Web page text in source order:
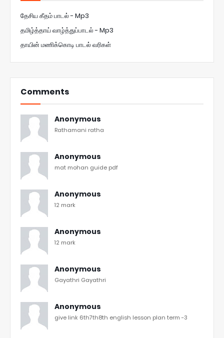
தேசிய கீதம் பாடல் - Mp3
தமிழ்த்தாய் வாழ்த்துப்பாடல் - Mp3
தாயின் மணிக்கொடி பாடல் வரிகள்
Comments
Anonymous
Rathamani ratha
Anonymous
mat mohan guide pdf
Anonymous
12 mark
Anonymous
12 mark
Anonymous
Gayathri Gayathri
Anonymous
give link 6th7th8th english lesson plan term -3